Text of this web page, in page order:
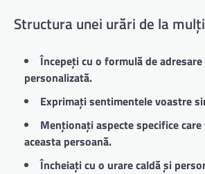
Structura unei urări de la
Începeți cu o formulă de adresare
personalizată.
Exprimați sentimentele voastre
Menționați aspecte specifice care
aceasta persoană.
Încheiați cu o urare caldă și